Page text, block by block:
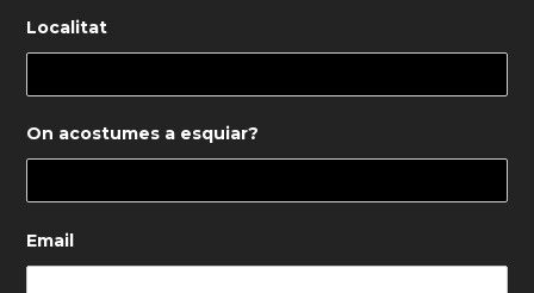
Localitat
On acostumes a esquiar?
Email